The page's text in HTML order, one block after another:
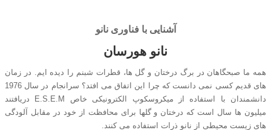
آشنایی با فناوری نانو
نانو هورسان
همه ما صبحگاهان در برگ درختان و گل ها، قطرات شبنم را دیده ایم. در زمان
های قدیم کسی نمی دانست که چرا این اتفاق می افتد؟ سرانجام در سال 1976
دانشمندان با استفاده از میکروسکوپ الکترونیکی خاص E.S.E.M دریافتند
میلیون ها سال است که درختان و گلها برای محافظت از خود در مقابل آلودگی
های زیست محیطی از نانو ذرات استفاده می کنند.